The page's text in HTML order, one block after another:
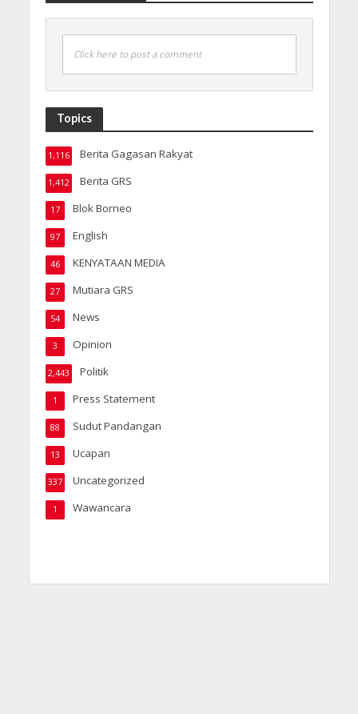
Click here to post a comment
Topics
Berita Gagasan Rakyat
1,116
Berita GRS
1,412
Blok Borneo
17
English
97
KENYATAAN MEDIA
46
Mutiara GRS
27
News
54
Opinion
3
Politik
2,443
Press Statement
1
Sudut Pandangan
88
Ucapan
13
Uncategorized
337
Wawancara
1